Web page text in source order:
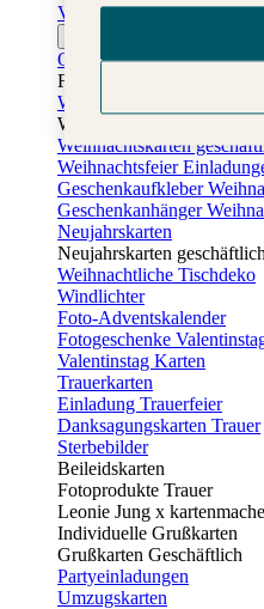
Vatertagskarten
Osterkarten
Fotogeschenke zu Ostern
Weihnachtskarten
Weihnachtskarten selbst
Weihnachtskarten
Weihnachtsfeier
Geschenkaufkleber
Geschenkanhänger
Neujahrskarten
Neujahrskarten geschäftlich
Weihnachtliche Tischdeko
Windlichter
Foto-Adventskalender
Fotogeschenke
Valentinstag Karten
Trauerkarten
Einladung Trauerfeier
Danksagungskarten Trauer
Sterbebilder
Beileidskarten
Fotoprodukte Trauer
Leonie Jung x
Individuelle Grußkarten
Grußkarten Geschäftlich
Partyeinladungen
Umzugskarten